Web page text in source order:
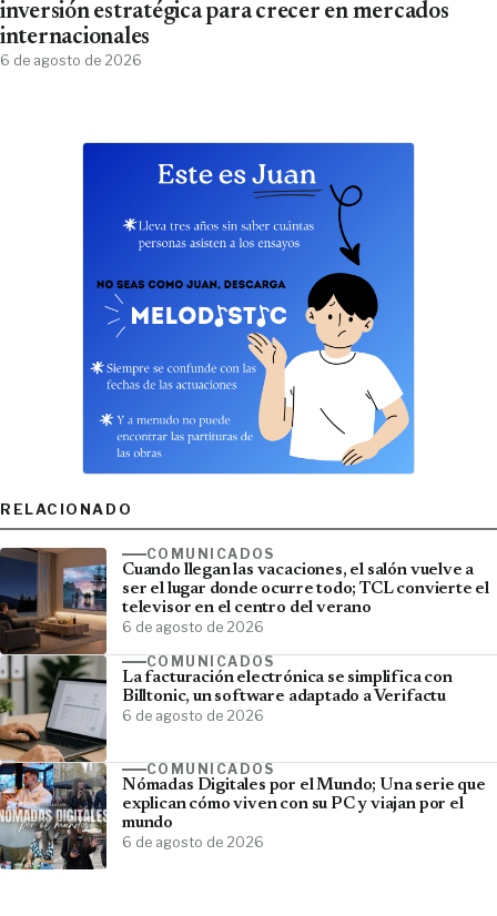
inversión estratégica para crecer en mercados
internacionales
6 de agosto de 2026
RELACIONADO
COMUNICADOS
Cuando llegan las vacaciones, el salón vuelve a
ser el lugar donde ocurre todo; TCL convierte el
televisor en el centro del verano
6 de agosto de 2026
COMUNICADOS
La facturación electrónica se simplifica con
Billtonic, un software adaptado a Verifactu
6 de agosto de 2026
COMUNICADOS
Nómadas Digitales por el Mundo; Una serie que
explican cómo viven con su PC y viajan por el
mundo
6 de agosto de 2026